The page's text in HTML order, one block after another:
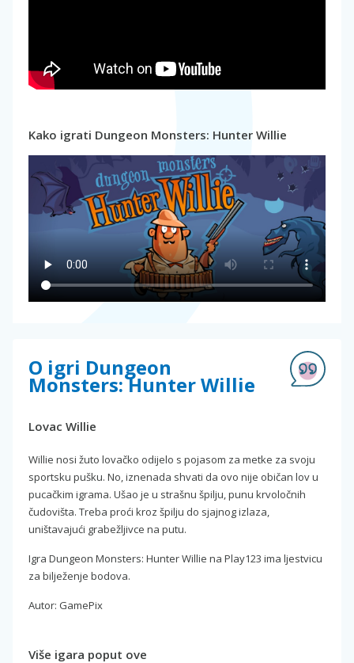
Kako igrati Dungeon Monsters: Hunter Willie
O igri Dungeon
Monsters: Hunter Willie
Lovac Willie
Willie nosi žuto lovačko odijelo s pojasom za metke za svoju
sportsku pušku. No, iznenada shvati da ovo nije običan lov u
pucačkim igrama. Ušao je u strašnu špilju, punu krvoločnih
čudovišta. Treba proći kroz špilju do sjajnog izlaza,
uništavajući grabežljivce na putu.
Igra Dungeon Monsters: Hunter Willie na Play123 ima ljestvicu
za bilježenje bodova.
Autor: GamePix
Više igara poput ove